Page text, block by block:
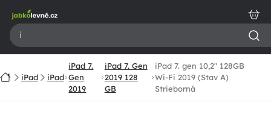
obsah
Domov
iPad iPad
iPad 7.
Gen
2019
iPad 7. Gen
2019 128
GB
iPad 7. gen 10,2" 128GB
Wi-Fi 2019 (Stav A)
Strieborná